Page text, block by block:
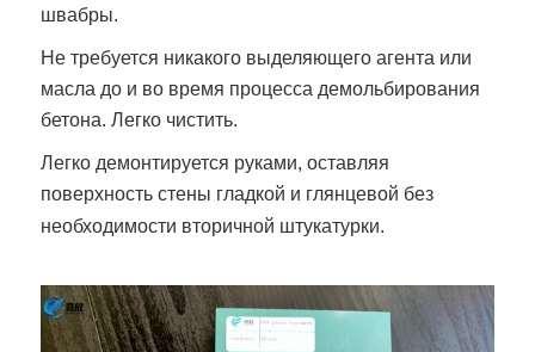
швабры.
Не требуется никакого выделяющего агента или
масла до и во время процесса демольбирования
бетона. Легко чистить.
Легко демонтируется руками, оставляя
поверхность стены гладкой и глянцевой без
необходимости вторичной штукатурки.